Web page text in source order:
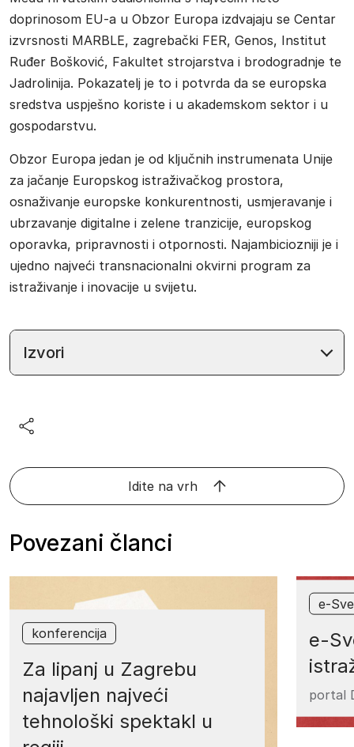
doprinosom EU-a u Obzor Europa izdvajaju se Centar
izvrsnosti MARBLE, zagrebački FER, Genos, Institut
Ruđer Bošković, Fakultet strojarstva i brodogradnje te
Jadrolinija. Pokazatelj je to i potvrda da se europska
sredstva uspješno koriste i u akademskom sektor i u
gospodarstvu.
Obzor Europa jedan je od ključnih instrumenata Unije
za jačanje Europskog istraživačkog prostora,
osnaživanje europske konkurentnosti, usmjeravanje i
ubrzavanje digitalne i zelene tranzicije, europskog
oporavka, pripravnosti i otpornosti. Najambiciozniji je i
ujedno najveći transnacionalni okvirni program za
istraživanje i inovacije u svijetu.
Izvori
Idite na vrh
Povezani članci
konferencija
Za lipanj u Zagrebu
najavljen najveći
tehnološki spektakl u
e-
e-
portal